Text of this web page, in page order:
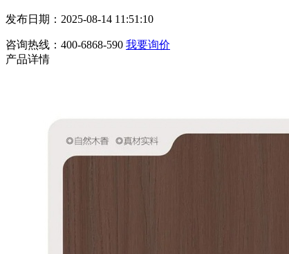
发布日期：2025-08-14 11:51:10
咨询热线：400-6868-590 我要询价
产品详情